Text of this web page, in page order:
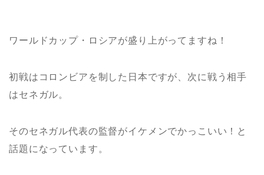
ワールドカップ・ロシアが盛り上がってますね！
初戦はコロンビアを制した日本ですが、次に戦う相手
はセネガル。
そのセネガル代表の監督がイケメンでかっこいい！と
話題になっています。